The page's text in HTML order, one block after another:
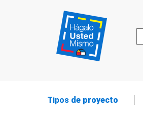
Tipos de proyecto